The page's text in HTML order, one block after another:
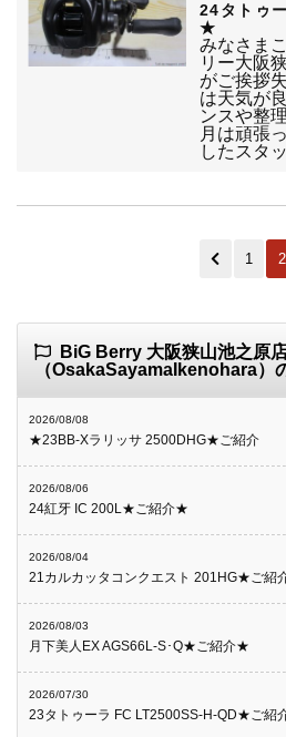
24タトゥ
★
みなさま
リー大阪
がご挨拶
は天気が
ンスや整
月は頑張
したスタ
1 2
BiG Berry 大阪狭山池之原
（OsakaSayamaIkenohara）
2026/08/08
★23BB-Xラリッサ 2500DHG★ご紹介
2026/08/06
24紅牙 IC 200L★ご紹介★
2026/08/04
21カルカッタコンクエスト 201HG★ご紹
2026/08/03
月下美人EX AGS66L-S･Q★ご紹介★
2026/07/30
23タトゥーラ FC LT2500SS-H-QD★ご紹